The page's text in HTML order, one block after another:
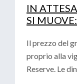
IN
SI
Il prezzo del
proprio alla
Reserve. Le